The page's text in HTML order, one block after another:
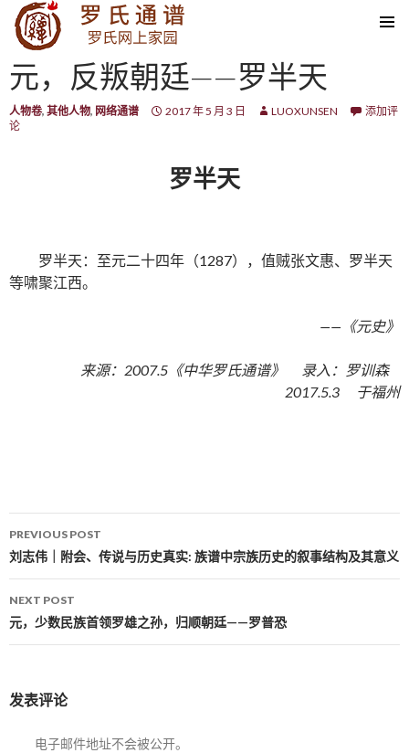
SKIP TO CONTENT
元，反叛朝廷——罗半天
人物卷, 其他人物, 网络通谱 2017 年 5 月 3 日 LUOXUNSEN
添加评
论
罗半天
罗半天：至元二十四年（1287），值贼张文惠、罗半天
等啸聚江西。
——《元史》
来源：2007.5《中华罗氏通谱》 录入：罗训森
2017.5.3 于福州
Post navigation
PREVIOUS POST
刘志伟｜附会、传说与历史真实: 族谱中宗族历史的叙事结构及其意义
NEXT POST
元，少数民族首领罗雄之孙，归顺朝廷——罗普恐
发表评论
电子邮件地址不会被公开。